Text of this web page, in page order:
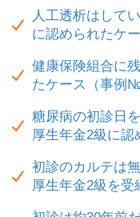
人工透析はして
に認められたケ
健康保険組合に
たケース（事例
糖尿病の初診日
厚生年金2級に認
初診のカルテは
厚生年金2級を受